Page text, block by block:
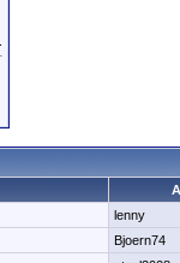
lenny
Bjoern74